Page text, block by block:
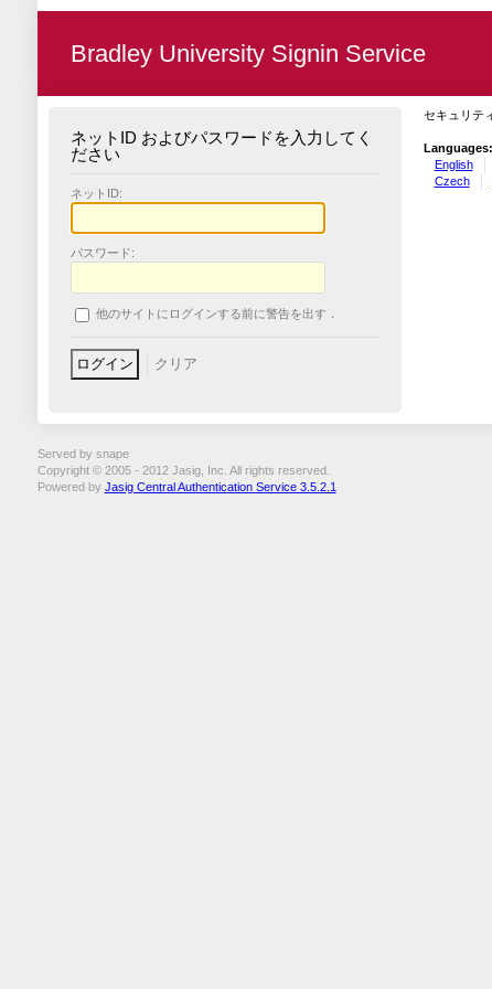
Bradley University Signin Service
ネットID およびパスワードを入力してく
ださい
ネットID:
パスワード:
他のサイトにログインする前に警告を出す．
セキュリテ
Languages:
English
Czech
Served by snape
Copyright © 2005 - 2012 Jasig, Inc. All rights reserved.
Powered by Jasig Central Authentication Service 3.5.2.1